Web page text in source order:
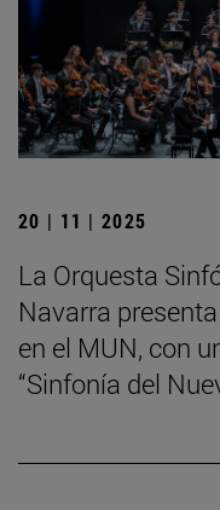
20 | 11 | 2025
La Orquesta
Navarra
en el MUN, con
“Sinfonía del